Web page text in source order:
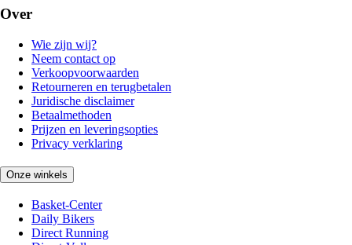
Over
Wie zijn wij?
Neem contact op
Verkoopvoorwaarden
Retourneren en terugbetalen
Juridische disclaimer
Betaalmethoden
Prijzen en leveringsopties
Privacy verklaring
Onze winkels
Basket-Center
Daily Bikers
Direct Running